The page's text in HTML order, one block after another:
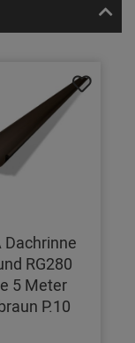
Dachrinne
RG280
5 Meter
P.10